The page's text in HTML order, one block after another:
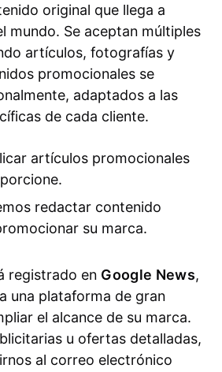
original que llega a
mundo. Se aceptan múltiples
artículos, fotografías y
promocionales se
adaptados a las
de cada cliente.
artículos promocionales
redactar contenido
su marca.
registrado en Google News,
una plataforma de gran
el alcance de su marca.
u ofertas detalladas,
al correo electrónico